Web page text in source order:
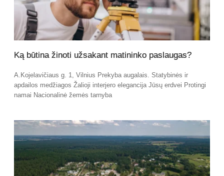
Ką būtina žinoti užsakant matininko paslaugas?
A.Kojelavičiaus g. 1, Vilnius Prekyba augalais. Statybinės ir
apdailos medžiagos Žalioji interjero elegancija Jūsų erdvei Protingi
namai Nacionalinė žemės tarnyba